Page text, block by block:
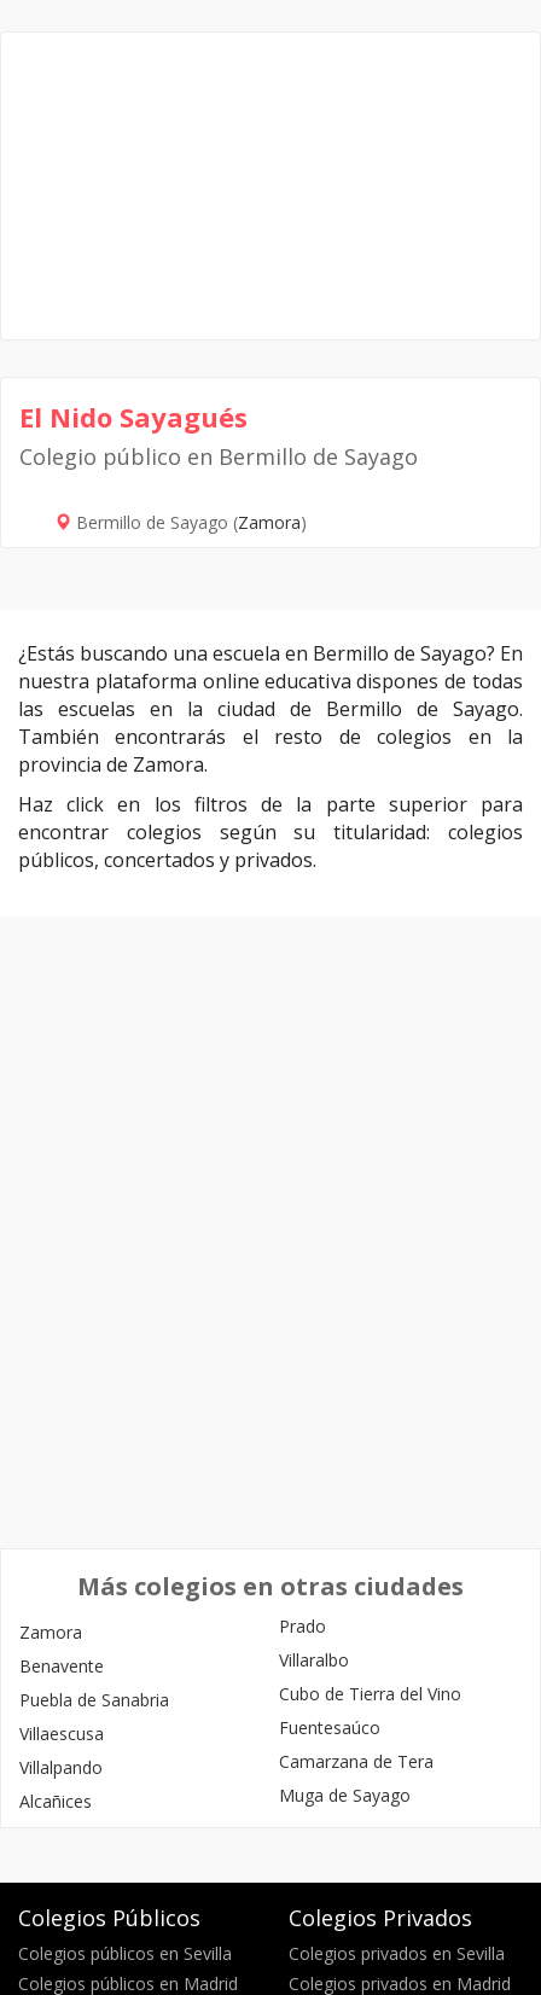
El Nido Sayagués
Colegio público en Bermillo de Sayago
Bermillo de Sayago (Zamora)
¿Estás buscando una escuela en Bermillo de Sayago? En
nuestra plataforma online educativa dispones de todas
las escuelas en la ciudad de Bermillo de Sayago.
También encontrarás el resto de colegios en la
provincia de Zamora.
Haz click en los filtros de la parte superior para
encontrar colegios según su titularidad: colegios
públicos, concertados y privados.
Más colegios en otras ciudades
Zamora
Benavente
Puebla de Sanabria
Villaescusa
Villalpando
Alcañices
Prado
Villaralbo
Cubo de Tierra del Vino
Fuentesaúco
Camarzana de Tera
Muga de Sayago
Colegios Públicos
Colegios públicos en Sevilla
Colegios públicos en Madrid
Colegios Privados
Colegios privados en Sevilla
Colegios privados en Madrid